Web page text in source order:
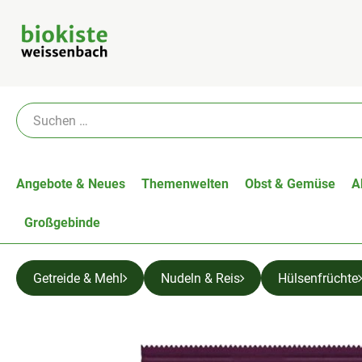
Angebote & Neues Themenwelten Obst & Gemüse
Großgebinde
Getreide & Mehl Nudeln & Reis Hülsenfrüchte